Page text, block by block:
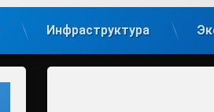
Инфраструктура